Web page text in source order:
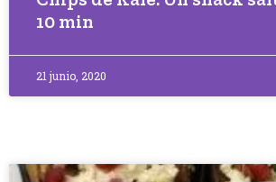
10 min
21 junio, 2020